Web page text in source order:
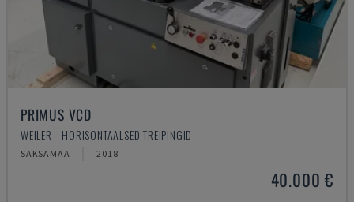
PRIMUS VCD
WEILER - HORISONTAALSED TREIPINGID
SAKSAMAA 2018
40.000 €